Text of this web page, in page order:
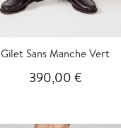
Gilet Sans Manche Vert
390,00 €